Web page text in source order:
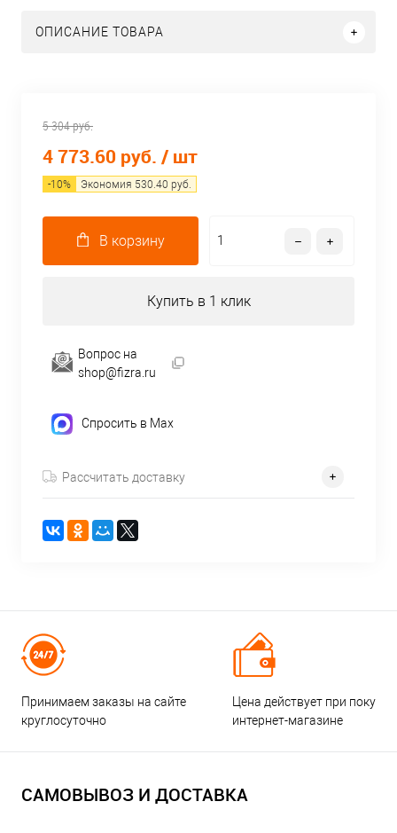
ОПИСАНИЕ ТОВАРА
5 304 руб.
4 773.60 руб. / шт
-10% Экономия 530.40 руб.
В корзину
Купить в 1 клик
Вопрос на
shop@fizra.ru
Спросить в Max
Рассчитать доставку
Принимаем заказы на сайте
круглосуточно
Цена действует при
интернет-магазине
САМОВЫВОЗ И ДОСТАВКА